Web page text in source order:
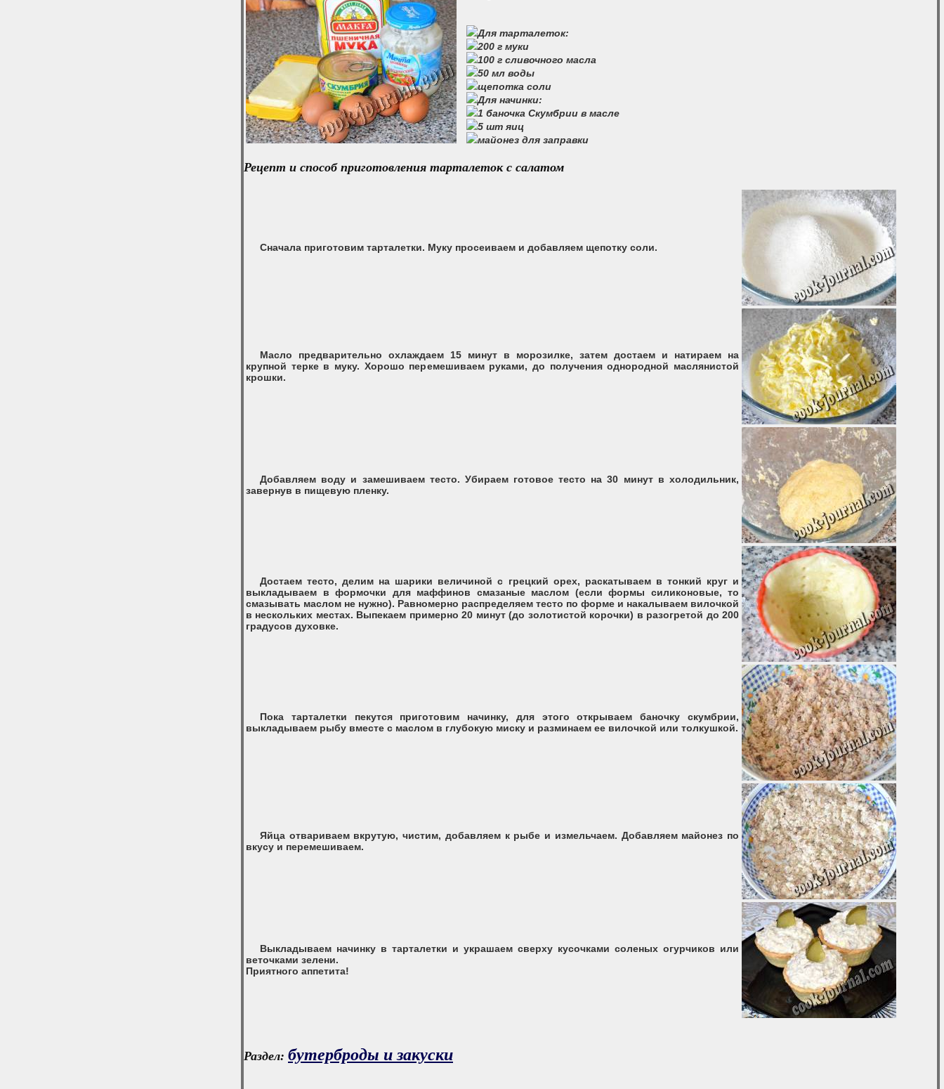
Для тарталеток:
200 г муки
100 г сливочного масла
50 мл воды
щепотка соли
Для начинки:
1 баночка Скумбрии в масле
5 шт яиц
майонез для заправки
Рецепт и способ приготовления тарталеток с салатом
Сначала приготовим тарталетки. Муку просеиваем и добавляем щепотку соли.
Масло предварительно охлаждаем 15 минут в морозилке, затем достаем и натираем на
крупной терке в муку. Хорошо перемешиваем руками, до получения однородной маслянистой
крошки.
Добавляем воду и замешиваем тесто. Убираем готовое тесто на 30 минут в холодильник,
завернув в пищевую пленку.
Достаем тесто, делим на шарики величиной с грецкий орех, раскатываем в тонкий круг и
выкладываем в формочки для маффинов смазаные маслом (если формы силиконовые, то
смазывать маслом не нужно). Равномерно распределяем тесто по форме и накалываем вилочкой
в нескольких местах. Выпекаем примерно 20 минут (до золотистой корочки) в разогретой до 200
градусов духовке.
Пока тарталетки пекутся приготовим начинку, для этого открываем баночку скумбрии,
выкладываем рыбу вместе с маслом в глубокую миску и разминаем ее вилочкой или толкушкой.
Яйца отвариваем вкрутую, чистим, добавляем к рыбе и измельчаем. Добавляем майонез по
вкусу и перемешиваем.
Выкладываем начинку в тарталетки и украшаем сверху кусочками соленых огурчиков или
веточками зелени.
Приятного аппетита!
Раздел: бутерброды и закуски